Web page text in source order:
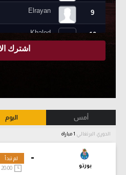
أمس اليوم
الدوري البرتغالي
-
بورتو
لم تبدأ